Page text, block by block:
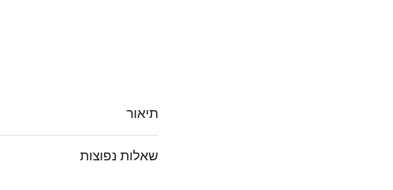
תיאור
שאלות נפוצות